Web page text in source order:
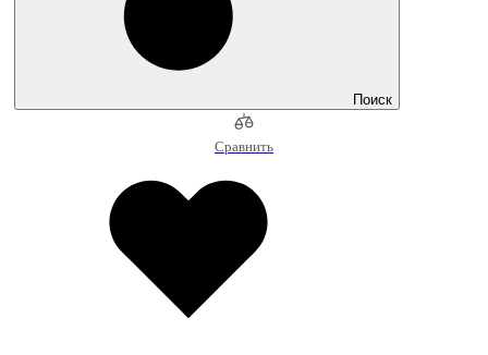
Поиск
Сравнить